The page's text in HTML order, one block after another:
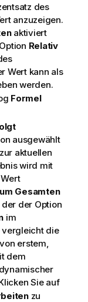
des
anzuzeigen.
aktiviert
Relativ
Wert kann als
werden.
Formel
ausgewählt
aktuellen
wird mit
Gesamten
der Option
im
vergleicht die
erstem,
dem
Sie auf
zu